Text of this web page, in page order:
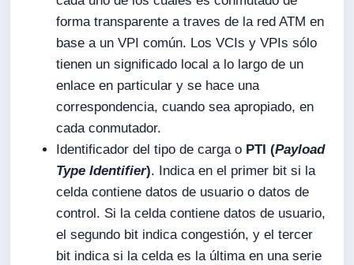
forma transparente a traves de la red ATM en
base a un VPI común. Los VCIs y VPIs sólo
tienen un significado local a lo largo de un
enlace en particular y se hace una
correspondencia, cuando sea apropiado, en
cada conmutador.
Identificador del tipo de carga o PTI (Payload
Type Identifier). Indica en el primer bit si la
celda contiene datos de usuario o datos de
control. Si la celda contiene datos de usuario,
el segundo bit indica congestión, y el tercer
bit indica si la celda es la última en una serie